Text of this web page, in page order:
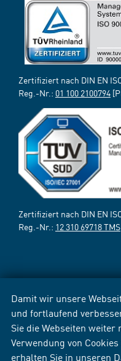
Damit wir unsere
und fortlaufend
Sie die Webseiten
Verwendung von
erhalten Sie in unseren
Zertifiziert nach DIN EN
Reg.-Nr.: 01 100 2100794
Zertifiziert nach DIN EN
Reg.-Nr.: 12 310 69718 TMS